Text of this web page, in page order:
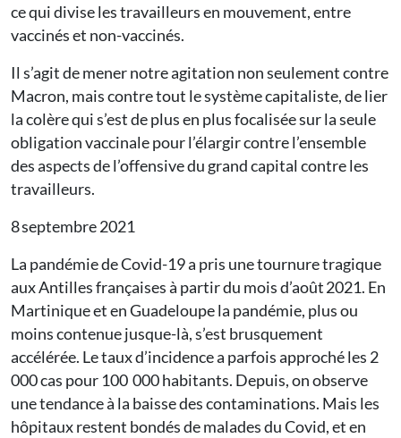
ce qui divise les travailleurs en mouvement, entre
vaccinés et non-vaccinés.
Il s’agit de mener notre agitation non seulement contre
Macron, mais contre tout le système capitaliste, de lier
la colère qui s’est de plus en plus focalisée sur la seule
obligation vaccinale pour l’élargir contre l’ensemble
des aspects de l’offensive du grand capital contre les
travailleurs.
8 septembre 2021
La pandémie de Covid-19 a pris une tournure tragique
aux Antilles françaises à partir du mois d’août 2021. En
Martinique et en Guadeloupe la pandémie, plus ou
moins contenue jusque-là, s’est brusquement
accélérée. Le taux d’incidence a parfois approché les 2
000 cas pour 100 000 habitants. Depuis, on observe
une tendance à la baisse des contaminations. Mais les
hôpitaux restent bondés de malades du Covid, et en